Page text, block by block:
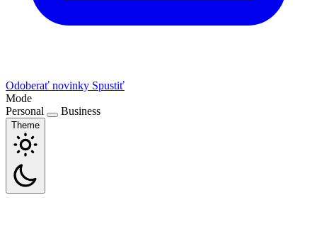
Odoberať novinky Spustiť
Mode
Personal
Business
Theme